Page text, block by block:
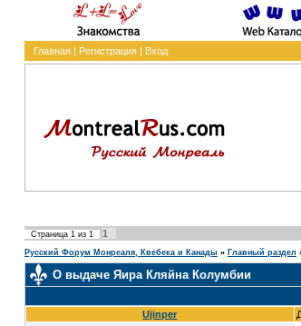
Главная| Регистрация| Вход
Страница 1из 1 1
Русский Форум Монреаля, Квебека и Канады » Главный раздел
О выдаче Яира Кляйна Колумбии
Ujinper